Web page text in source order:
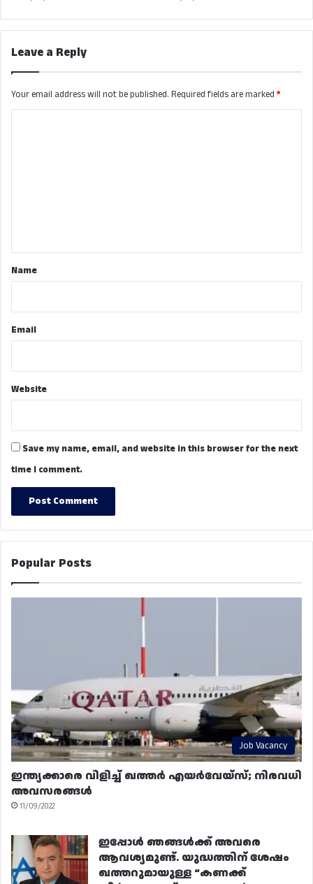
Leave a Reply
Your email address will not be published. Required fields are marked *
*Name
Email
Website
Save my name, email, and website in this browser for the next
time I comment.
Popular Posts
Job Vacancy
ഇന്ത്യക്കാരെ വിളിച്ച് ഖത്തർ എയർവേയ്‌സ്; നിരവധി
അവസരങ്ങൾ
11/09/2022
ഇപ്പോൾ ഞങ്ങൾക്ക് അവരെ
ആവശ്യമുണ്ട്. യുദ്ധത്തിന് ശേഷം
ഖത്തറുമായുള്ള “കണക്ക്